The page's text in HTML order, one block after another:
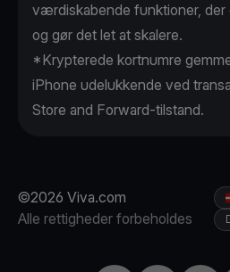
værdiskabende funktioner,
og gør det let at skalere.
*Krypterede kortnumre
iPhone udelukkende ved
Store and Forward-tilstand.
©2026 Viva.com
Alle rettigheder forbeholdes